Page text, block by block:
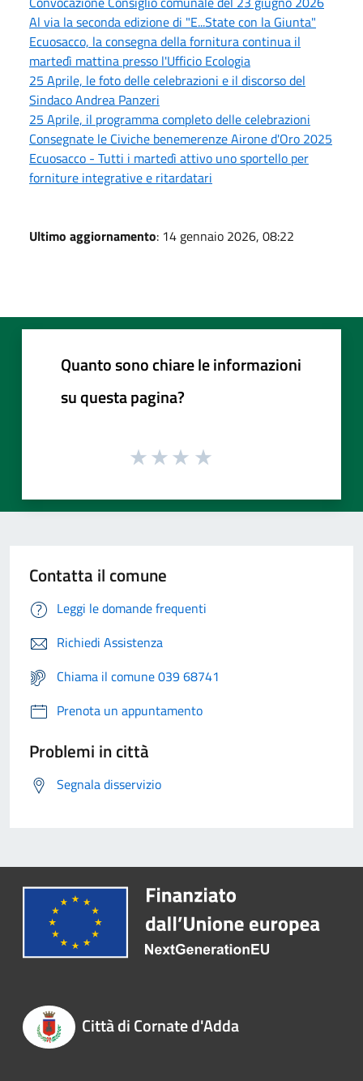
Al via la seconda edizione di "E...State con la Giunta"
Ecuosacco, la consegna della fornitura continua il
martedì mattina presso l'Ufficio Ecologia
25 Aprile, le foto delle celebrazioni e il discorso del
Sindaco Andrea Panzeri
25 Aprile, il programma completo delle celebrazioni
Consegnate le Civiche benemerenze Airone d'Oro 2025
Ecuosacco - Tutti i martedì attivo uno sportello per
forniture integrative e ritardatari
Ultimo aggiornamento: 14 gennaio 2026, 08:22
Quanto sono chiare le informazioni
su questa pagina?
Contatta il comune
Leggi le domande frequenti
Richiedi Assistenza
Chiama il comune 039 68741
Prenota un appuntamento
Problemi in città
Segnala disservizio
Città di Cornate d'Adda